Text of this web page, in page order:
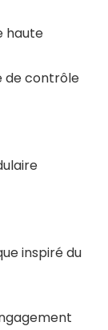
haute
de contrôle
inspiré du